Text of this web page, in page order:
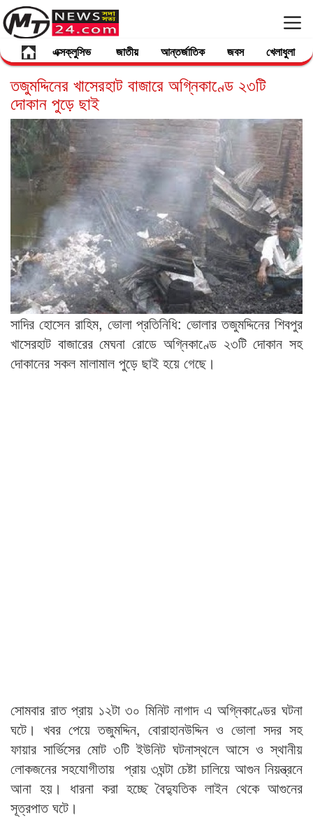
এক্সক্লুসিভ জাতীয় আন্তর্জাতিক জবস খেলাধুলা
তজুমদ্দিনের খাসেরহাট বাজারে অগ্নিকাণ্ডে ২৩টি
দোকান পুড়ে ছাই
সাদির হোসেন রাহিম, ভোলা প্রতিনিধি: ভোলার তজুমদ্দিনের শিবপুর
খাসেরহাট বাজারের মেঘনা রোডে অগ্নিকাণ্ডে ২৩টি দোকান সহ
দোকানের সকল মালামাল পুড়ে ছাই হয়ে গেছে।
সোমবার রাত প্রায় ১২টা ৩০ মিনিট নাগাদ এ অগ্নিকাণ্ডের ঘটনা
ঘটে। খবর পেয়ে তজুমদ্দিন, বোরাহানউদ্দিন ও ভোলা সদর সহ
ফায়ার সার্ভিসের মোট ৩টি ইউনিট ঘটনাস্থলে আসে ও স্থানীয়
লোকজনের সহযোগীতায় প্রায় ৩ঘন্টা চেষ্টা চালিয়ে আগুন নিয়ন্ত্রনে
আনা হয়। ধারনা করা হচ্ছে বৈদ্যুতিক লাইন থেকে আগুনের
সূত্রপাত ঘটে।